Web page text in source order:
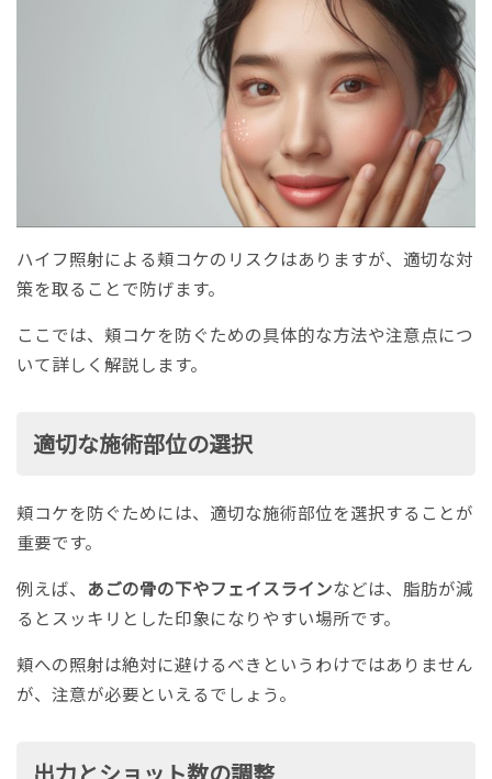
ハイフ照射による頬コケのリスクはありますが、適切な対
策を取ることで防げます。
ここでは、頬コケを防ぐための具体的な方法や注意点につ
いて詳しく解説します。
適切な施術部位の選択
頬コケを防ぐためには、適切な施術部位を選択することが
重要です。
例えば、 あごの骨の下やフェイスラインなどは、脂肪が減
るとスッキリとした印象になりやすい場所です。
頬への照射は絶対に避けるべきというわけではありません
が、注意が必要といえるでしょう。